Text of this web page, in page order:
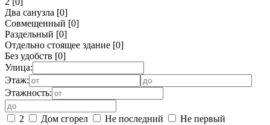
Два санузла [0]
Совмещенный [0]
Раздельный [0]
Отдельно стоящее здание [0]
Без удобств [0]
Улица:
Этаж:
Этажность:
2 Дом сгорел Не последний
Не первый